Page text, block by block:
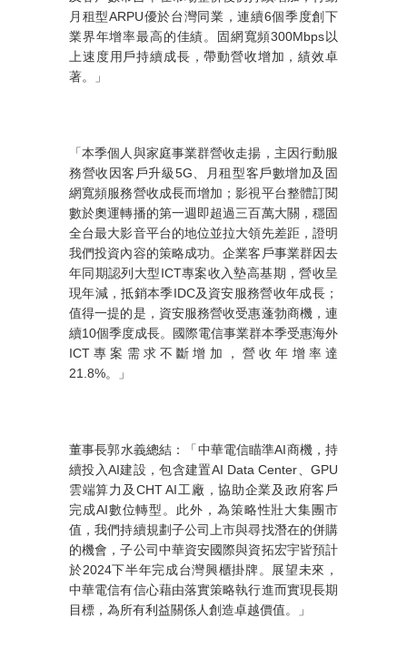
月租型ARPU優於台灣同業，連續6個季度創下
業界年增率最高的佳績。固網寬頻300Mbps以
上速度用戶持續成長，帶動營收增加，績效卓
著。」
「本季個人與家庭事業群營收走揚，主因行動服
務營收因客戶升級5G 、月租型客戶數增加及固
網寬頻服務營收成長而增加；影視平台整體訂閱
數於奧運轉播的第一週即超過三百萬大關，穩固
全台最大影音平台的地位並拉大領先差距，證明
我們投資內容的策略成功。企業客戶事業群因去
年同期認列大型ICT專案收入墊高基期，營收呈
現年減，抵銷本季IDC及資安服務營收年成長；
值得一提的是，資安服務營收受惠蓬勃商機，連
續10個季度成長。國際電信事業群本季受惠海外
ICT 專案需求不斷增加，營收年增率達
21.8%。」
董事長郭水義總結：「中華電信瞄準AI商機，持
續投入AI建設，包含建置AI Data Center 、GPU
雲端算力及CHT AI工廠，協助企業及政府客戶
完成AI數位轉型。此外，為策略性壯大集團市
值，我們持續規劃子公司上市與尋找潛在的併購
的機會，子公司中華資安國際與資拓宏宇皆預計
於2024下半年完成台灣興櫃掛牌。展望未來，
中華電信有信心藉由落實策略執行進而實現長期
目標，為所有利益關係人創造卓越價值。」